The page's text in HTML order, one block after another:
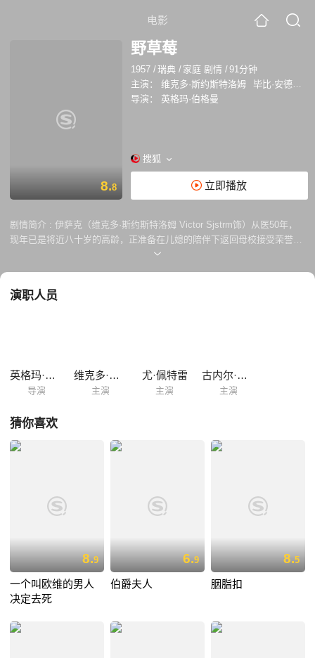
电影
8.8
野草莓
1957 /瑞典 / 家庭 剧情 /91分钟
主演：
维克多·斯约斯特洛姆 毕比·安德松
导演：
英格玛·伯格曼
搜狐
立即播放
剧情简介 : 伊萨克（维克多·斯约斯特洛姆 Victor Sjstrm饰）从医50年，
现年已是将近八十岁的高龄，正准备在儿媳的陪伴下返回母校接受荣誉学
位颁发。路上伊萨克顺道重游旧地，追忆往事。 伊萨克曾经和堂妹萨拉
现萨拉白衣飘飘的美丽模样。 他与生俱来的冷漠理智的性格，注定了婚姻
演职人员
英格玛·伯格曼
导演
维克多·斯约斯特洛姆
主演
尤·佩特雷
主演
古内尔·林德布洛姆
主演
猜你喜欢
8.9
一个叫欧维的男人
决定去死
6.9
伯爵夫人
8.5
胭脂扣